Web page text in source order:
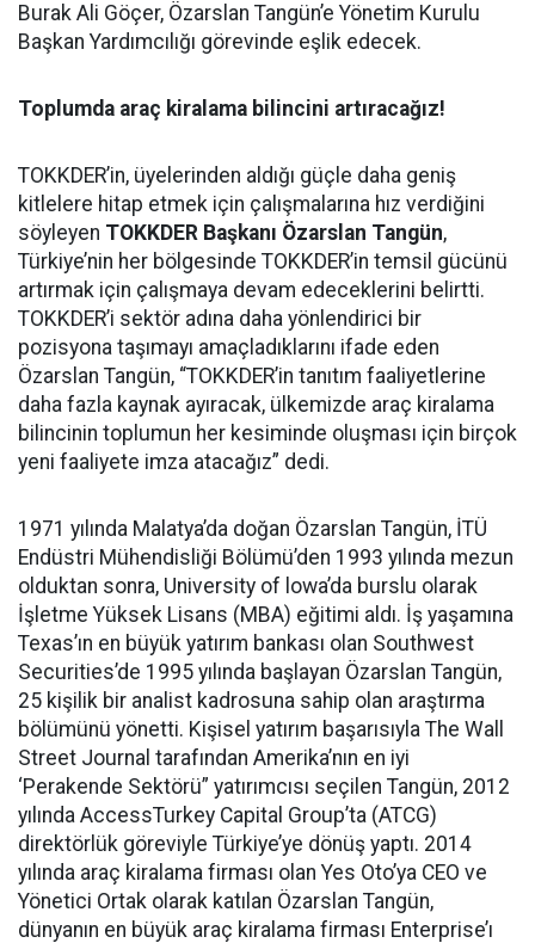
Burak Ali Göçer, Özarslan Tangün’e Yönetim Kurulu
Başkan Yardımcılığı görevinde eşlik edecek.
Toplumda araç kiralama bilincini artıracağız!
TOKKDER’in, üyelerinden aldığı güçle daha geniş
kitlelere hitap etmek için çalışmalarına hız verdiğini
söyleyen TOKKDER Başkanı Özarslan Tangün,
Türkiye’nin her bölgesinde TOKKDER’in temsil gücünü
artırmak için çalışmaya devam edeceklerini belirtti.
TOKKDER’i sektör adına daha yönlendirici bir
pozisyona taşımayı amaçladıklarını ifade eden
Özarslan Tangün, “TOKKDER’in tanıtım faaliyetlerine
daha fazla kaynak ayıracak, ülkemizde araç kiralama
bilincinin toplumun her kesiminde oluşması için birçok
yeni faaliyete imza atacağız” dedi.
1971 yılında Malatya’da doğan Özarslan Tangün, İTÜ
Endüstri Mühendisliği Bölümü’den 1993 yılında mezun
olduktan sonra, University of lowa’da burslu olarak
İşletme Yüksek Lisans (MBA) eğitimi aldı. İş yaşamına
Texas’ın en büyük yatırım bankası olan Southwest
Securities’de 1995 yılında başlayan Özarslan Tangün,
25 kişilik bir analist kadrosuna sahip olan araştırma
bölümünü yönetti. Kişisel yatırım başarısıyla The Wall
Street Journal tarafından Amerika’nın en iyi
‘Perakende Sektörü” yatırımcısı seçilen Tangün, 2012
yılında AccessTurkey Capital Group’ta (ATCG)
direktörlük göreviyle Türkiye’ye dönüş yaptı. 2014
yılında araç kiralama firması olan Yes Oto’ya CEO ve
Yönetici Ortak olarak katılan Özarslan Tangün,
dünyanın en büyük araç kiralama firması Enterprise’ı